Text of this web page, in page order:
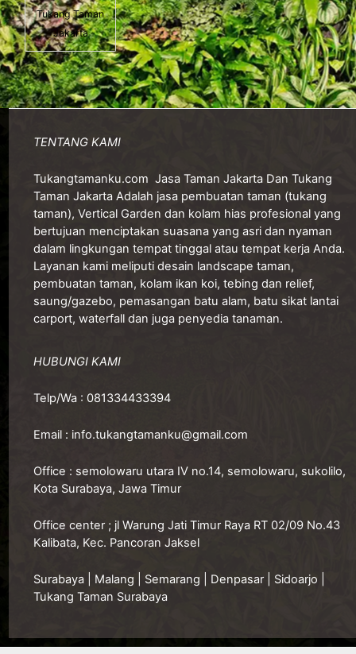
Tukang Taman
Jakarta
TENTANG KAMI
Tukangtamanku.com Jasa Taman Jakarta Dan Tukang
Taman Jakarta Adalah jasa pembuatan taman (tukang
taman), Vertical Garden dan kolam hias profesional yang
bertujuan menciptakan suasana yang asri dan nyaman
dalam lingkungan tempat tinggal atau tempat kerja Anda.
Layanan kami meliputi desain landscape taman,
pembuatan taman, kolam ikan koi, tebing dan relief,
saung/gazebo, pemasangan batu alam, batu sikat lantai
carport, waterfall dan juga penyedia tanaman.
HUBUNGI KAMI
Telp/Wa : 081334433394
Email : info.tukangtamanku@gmail.com
Office : semolowaru utara IV no.14, semolowaru, sukolilo,
Kota Surabaya, Jawa Timur
Office center ; jl Warung Jati Timur Raya RT 02/09 No.43
Kalibata, Kec. Pancoran Jaksel
Surabaya Malang Semarang Denpasar Sidoarjo
Tukang Taman Surabaya